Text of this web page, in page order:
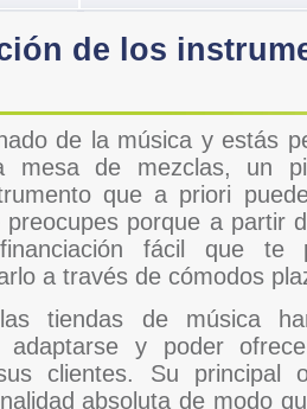
de los
de la música y estás
mesa de mezclas, un
que a priori
porque a partir
fácil que te
a través de cómodos
tiendas de música
adaptarse y poder
clientes. Su principal
absoluta de modo